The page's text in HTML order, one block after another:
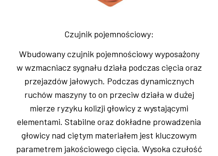
Czujnik pojemnościowy:
Wbudowany czujnik pojemnościowy wyposażony
w wzmacniacz sygnału działa podczas cięcia oraz
przejazdów jałowych. Podczas dynamicznych
ruchów maszyny to on przeciw działa w dużej
mierze ryzyku kolizji głowicy z wystającymi
elementami. Stabilne oraz dokładne prowadzenia
głowicy nad ciętym materiałem jest kluczowym
parametrem jakościowego cięcia. Wysoka czułość